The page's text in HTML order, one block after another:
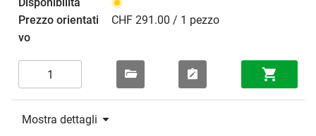
CHF 291.00 / 1 pezzo
Mostra dettagli